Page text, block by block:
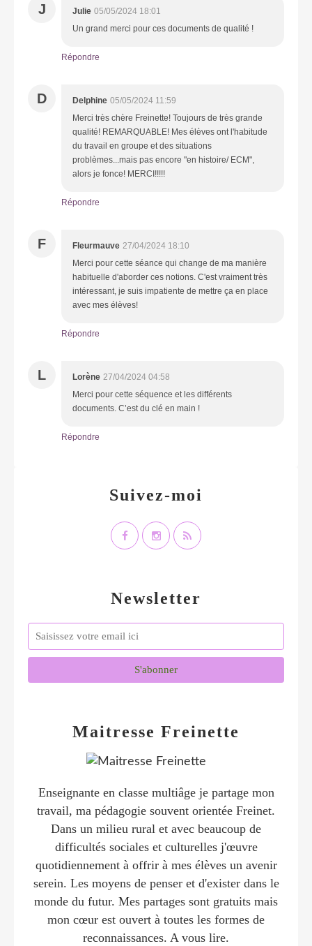
J Julie 05/05/2024 18:01
Un grand merci pour ces documents de qualité !
Répondre
D Delphine 05/05/2024 11:59
Merci très chère Freinette! Toujours de très grande
qualité! REMARQUABLE! Mes élèves ont l'habitude
du travail en groupe et des situations
problèmes...mais pas encore "en histoire/ ECM",
alors je fonce! MERCI!!!!!
Répondre
F Fleurmauve 27/04/2024 18:10
Merci pour cette séance qui change de ma manière
habituelle d'aborder ces notions. C'est vraiment très
intéressant, je suis impatiente de mettre ça en place
avec mes élèves!
Répondre
L Lorène 27/04/2024 04:58
Merci pour cette séquence et les différents
documents. C’est du clé en main !
Répondre
Newsletter
Maitresse Freinette
Enseignante en classe multiâge je partage mon
travail, ma pédagogie souvent orientée Freinet.
Dans un milieu rural et avec beaucoup de
difficultés sociales et culturelles j'œuvre
quotidiennement à offrir à mes élèves un avenir
serein. Les moyens de penser et d'exister dans le
monde du futur. Mes partages sont gratuits mais
mon cœur est ouvert à toutes les formes de
reconnaissances. A vous lire.
Suivez-moi